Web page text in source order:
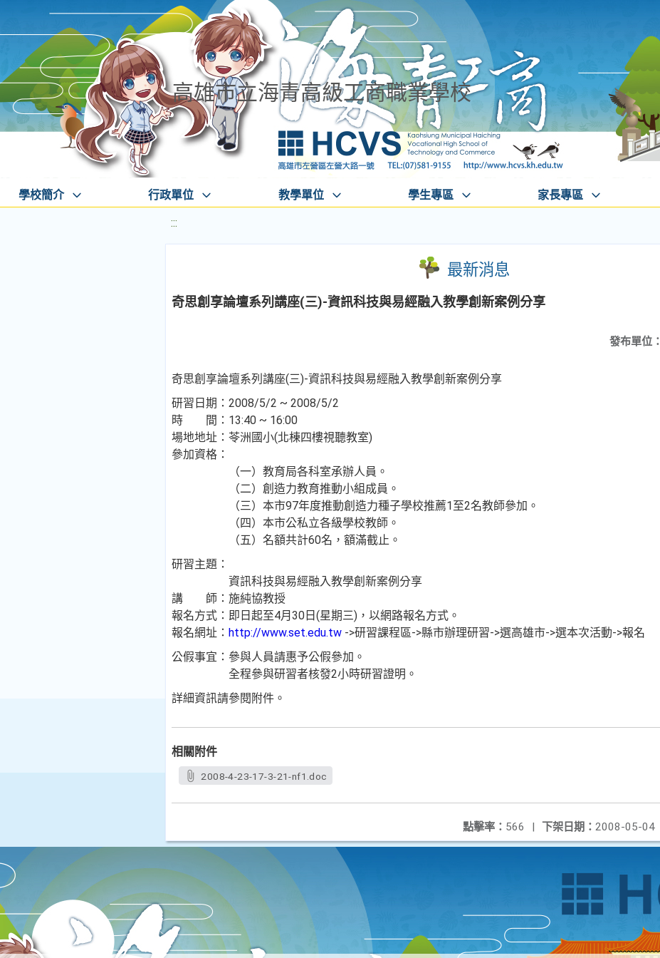
高雄市立海青高級工商職業學校
學校簡介 行政單位 教學單位 學生專區 家長專區
:::
最新消息
奇思創享論壇系列講座(三)-資訊科技與易經融入教學創新案例分享
發布單位：
奇思創享論壇系列講座(三)-資訊科技與易經融入教學創新案例分享
研習日期：2008/5/2 ~ 2008/5/2
時 間：13:40 ~ 16:00
場地地址：苓洲國小(北棟四樓視聽教室)
參加資格：
（一）教育局各科室承辦人員。
（二）創造力教育推動小組成員。
（三）本市97年度推動創造力種子學校推薦1至2名教師參加。
（四）本市公私立各級學校教師。
（五）名額共計60名，額滿截止。
研習主題：
資訊科技與易經融入教學創新案例分享
講 師：施純協教授
報名方式：即日起至4月30日(星期三)，以網路報名方式。
報名網址： http://www.set.edu.tw ->研習課程區->縣市辦理研習->選高雄市->選本次活動->報名
公假事宜：參與人員請惠予公假參加。
全程參與研習者核發2小時研習證明。
詳細資訊請參閱附件。
相關附件
2008-4-23-17-3-21-nf1.doc
下架日期： 2008-05-04
點擊率： 566 |